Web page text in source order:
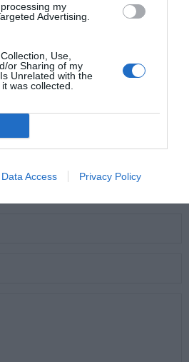
my
Advertising.
Use,
or Sharing of my
Unrelated with the
was collected.
Data Access Privacy Policy